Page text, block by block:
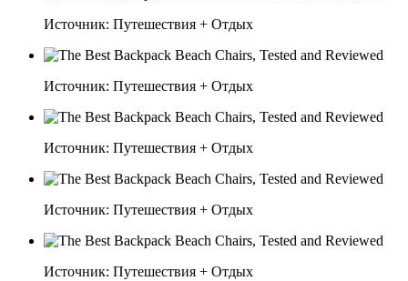
Источник: Путешествия + Отдых
Источник: Путешествия + Отдых
Источник: Путешествия + Отдых
Источник: Путешествия + Отдых
Источник: Путешествия + Отдых